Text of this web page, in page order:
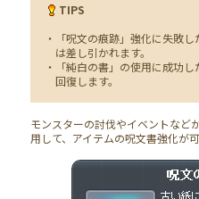
TIPS
・「呪文の痕跡」強化に失敗
は差し引かれます。
・「純白の書」の使用に成功
回復します。
モンスターの討伐やイベントなど
用して、アイテムの呪文書強化が可